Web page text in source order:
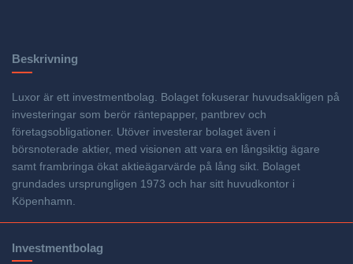
Beskrivning
Luxor är ett investmentbolag. Bolaget fokuserar huvudsakligen på
investeringar som berör räntepapper, pantbrev och
företagsobligationer. Utöver investerar bolaget även i
börsnoterade aktier, med visionen att vara en långsiktig ägare
samt frambringa ökat aktieägarvärde på lång sikt. Bolaget
grundades ursprungligen 1973 och har sitt huvudkontor i
Köpenhamn.
Investmentbolag